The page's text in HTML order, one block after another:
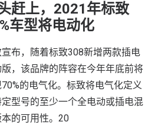
赶上，2021年标致
车型将电动化
布，随着标致308新增两款插电
版，该品牌的阵容在今年年底前将
的电气化。标致将电气化定义
定型号的至少一个全电动或插电混
的可用性。20